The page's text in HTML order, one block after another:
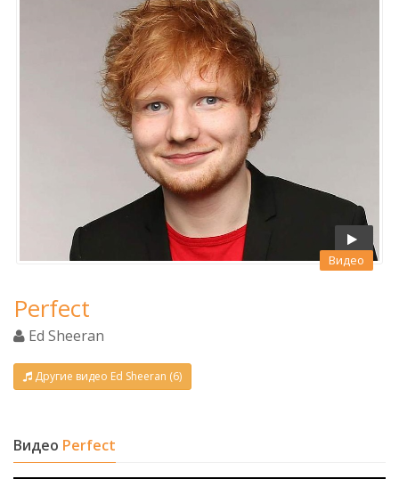
Видео
Perfect
Ed Sheeran
Другие видео Ed Sheeran (6)
Видео Perfect